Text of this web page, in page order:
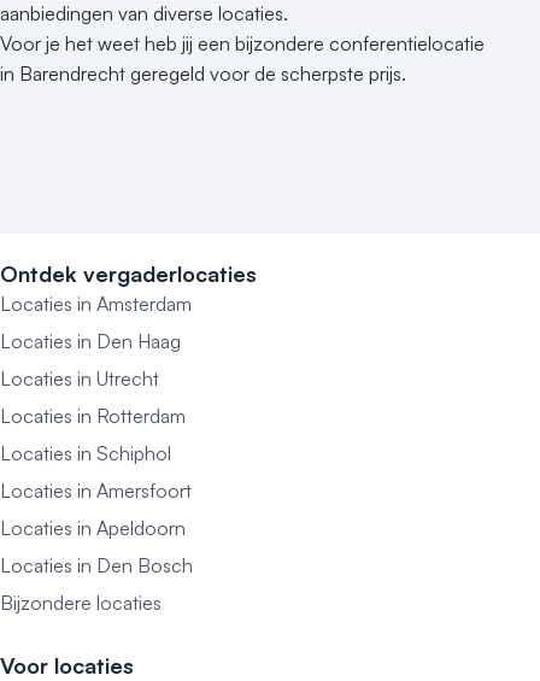
aanbiedingen van diverse locaties.
Voor je het weet heb jij een bijzondere conferentielocatie
in Barendrecht geregeld voor de scherpste prijs.
Ontdek vergaderlocaties
Locaties in Amsterdam
Locaties in Den Haag
Locaties in Utrecht
Locaties in Rotterdam
Locaties in Schiphol
Locaties in Amersfoort
Locaties in Apeldoorn
Locaties in Den Bosch
Bijzondere locaties
Voor locaties